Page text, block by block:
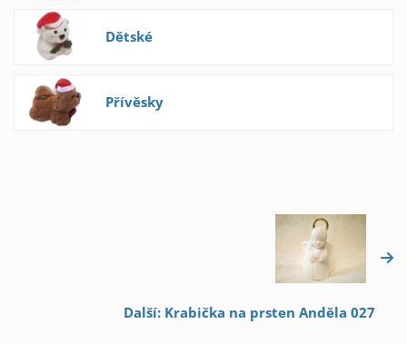
Dětské
Přívěsky
Další: Krabička na prsten Anděla 027